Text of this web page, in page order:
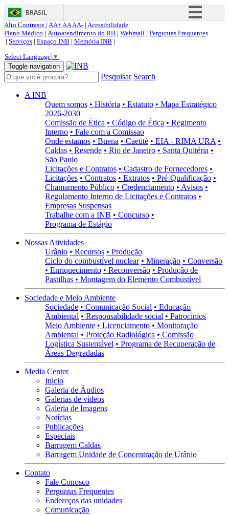
BRASIL
Simplifique!
Acesso à informação
Canais
Alto Contraste | AA+AAAA- | Acessibilidade
Plano Médico | Autoatendimento do RH | Webmail | Perguntas Frequentes
| Serviços | Espaço INB | Memória INB |
Select Language ▼
Toggle navigation
Pesquisar Search
A INB
Quem somos • História • Estatuto • Mapa Estratégico
2026-2030
Comissão de Ética • Código de Ética • Regimento
Interno • Fale com a Comissao
Onde estamos • Buena • Caetité • EIA - RIMA URA •
Caldas • Resende • Rio de Janeiro • Santa Quitéria •
São Paulo
Licitações e Contratos • Cadastro de Fornecedores •
Licitações • Contratos • Extratos • Pré-Qualificação •
Chamamento Público • Credenciamento • Avisos •
Regulamento Interno de Licitações e Contratos •
Empresas Suspensas
Trabalhe com a INB • Concurso •
Programa de Estágio
Nossas Atividades
Urânio • Recursos • Produção
Ciclo do combustível nuclear • Mineração • Conversão
• Enriquecimento • Reconversão • Produção de
Pastilhas • Montagem do Elemento Combustível
Sociedade e Meio Ambiente
Sociedade • Comunicação Social • Educação
Ambiental • Responsabilidade social • Patrocínios
Meio Ambiente • Licenciamento • Monitoração
Ambiental • Proteção Radiológica • Comissão
Logística Sustentável • Programa de Recuperação de
Áreas Degradadas
Media Center
Inicio
Galeria de Áudios
Galerias de vídeos
Galeria de Imagens
Notícias
Publicações
Especiais
Barragem Caldas
Barragem Unidade de Concentração de Urânio
Contato
Fale Conosco
Perguntas Frequentes
Endereços das unidades
Comunicação